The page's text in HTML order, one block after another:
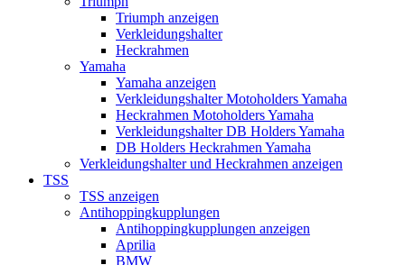
Triumph anzeigen
Verkleidungshalter
Heckrahmen
Yamaha
Yamaha anzeigen
Verkleidungshalter Motoholders Yamaha
Heckrahmen Motoholders Yamaha
Verkleidungshalter DB Holders Yamaha
DB Holders Heckrahmen Yamaha
Verkleidungshalter und Heckrahmen anzeigen
TSS
TSS anzeigen
Antihoppingkupplungen
Antihoppingkupplungen anzeigen
Aprilia
BMW